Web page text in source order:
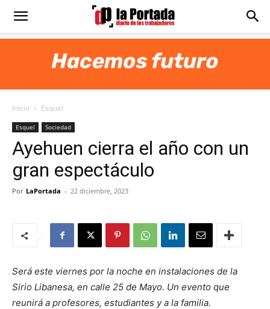
Diario
Portada
Inicio Esquel
Esquel Sociedad
Ayehuen cierra el año con un
gran espectáculo
Por LaPortada - 22 diciembre, 2023
Será este viernes por la noche en instalaciones de la
Sirio Libanesa, en calle 25 de Mayo. Un evento que
reunirá a profesores, estudiantes y a la familia.